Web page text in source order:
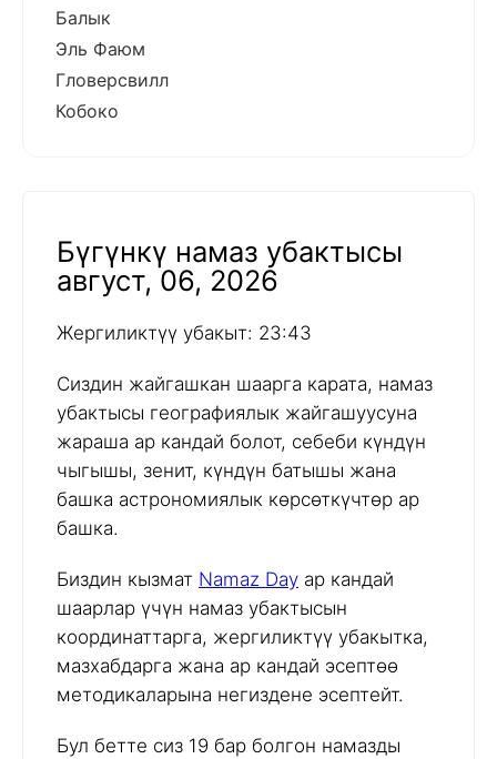
Балык
Эль Фаюм
Гловерсвилл
Кобоко
Бүгүнкү намаз убактысы
август, 06, 2026
Жергиликтүү убакыт: 23:43
Сиздин жайгашкан шаарга карата, намаз
убактысы географиялык жайгашуусуна
жараша ар кандай болот, себеби күндүн
чыгышы, зенит, күндүн батышы жана
башка астрономиялык көрсөткүчтөр ар
башка.
Биздин кызмат Namaz Day ар кандай
шаарлар үчүн намаз убактысын
координаттарга, жергиликтүү убакытка,
мазхабдарга жана ар кандай эсептөө
методикаларына негиздене эсептейт.
Бул бетте сиз 19 бар болгон намазды